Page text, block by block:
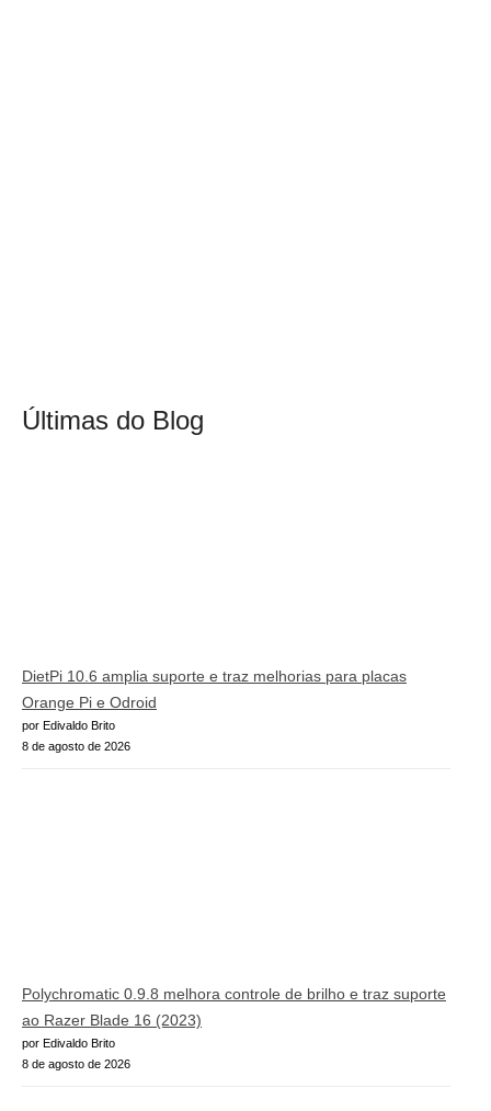
Últimas do Blog
DietPi 10.6 amplia suporte e traz melhorias para placas
Orange Pi e Odroid
por Edivaldo Brito
8 de agosto de 2026
Polychromatic 0.9.8 melhora controle de brilho e traz suporte
ao Razer Blade 16 (2023)
por Edivaldo Brito
8 de agosto de 2026